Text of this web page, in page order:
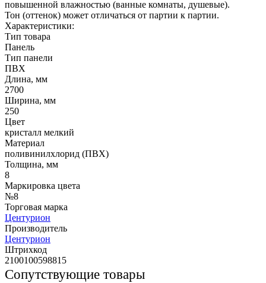
повышенной влажностью (ванные комнаты, душевые).
Тон (оттенок) может отличаться от партии к партии.
Характеристики:
Тип товара
Панель
Тип панели
ПВХ
Длина, мм
2700
Ширина, мм
250
Цвет
кристалл мелкий
Материал
поливинилхлорид (ПВХ)
Толщина, мм
8
Маркировка цвета
№8
Торговая марка
Центурион
Производитель
Центурион
Штрихкод
2100100598815
Сопутствующие товары